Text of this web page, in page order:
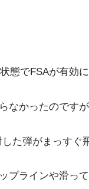
でFSAが有効
なかったのです
た弾がまっすぐ
プラインや滑